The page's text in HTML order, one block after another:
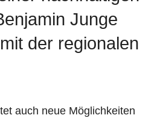
Junge
der regionalen
auch neue Mög­lich­kei­ten